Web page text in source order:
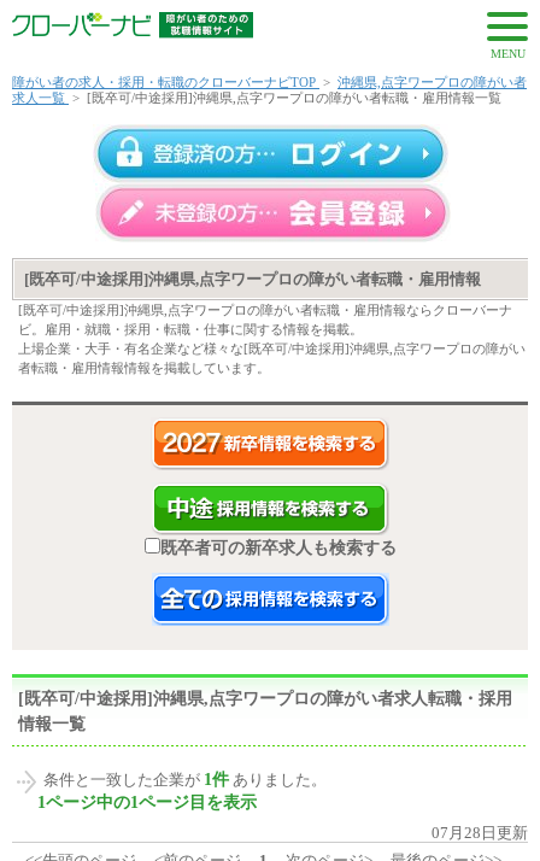
MENU
障がい者の求人・採用・転職のクローバーナビTOP > 沖縄県,点字ワープロの障がい者
求人一覧 > [既卒可/中途採用]沖縄県,点字ワープロの障がい者転職・雇用情報一覧
[既卒可/中途採用]沖縄県,点字ワープロの障がい者転職・雇用情報
[既卒可/中途採用]沖縄県,点字ワープロの障がい者転職・雇用情報ならクローバーナ
ビ。雇用・就職・採用・転職・仕事に関する情報を掲載。
上場企業・大手・有名企業など様々な[既卒可/中途採用]沖縄県,点字ワープロの障がい
者転職・雇用情報情報を掲載しています。
既卒者可の新卒求人も検索する
[既卒可/中途採用]沖縄県,点字ワープロの障がい者求人転職・採用
情報一覧
条件と一致した企業が 1件 ありました。
1ページ中の1ページ目を表示
07月28日更新